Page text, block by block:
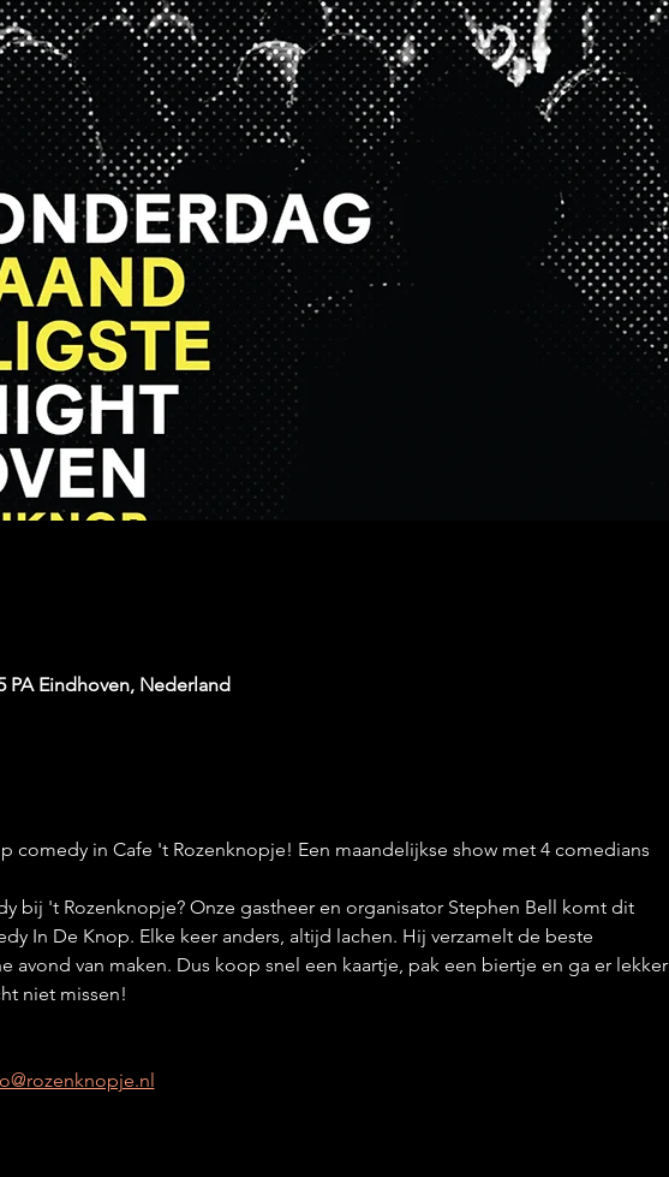
PA Eindhoven, Nederland
comedy in Cafe 't Rozenknopje! Een maandelijkse show met 4 comedians
bij 't Rozenknopje? Onze gastheer en organisator Stephen Bell komt dit
In De Knop. Elke keer anders, altijd lachen. Hij verzamelt de beste
avond van maken. Dus koop snel een kaartje, pak een biertje en ga er lekker
niet missen!